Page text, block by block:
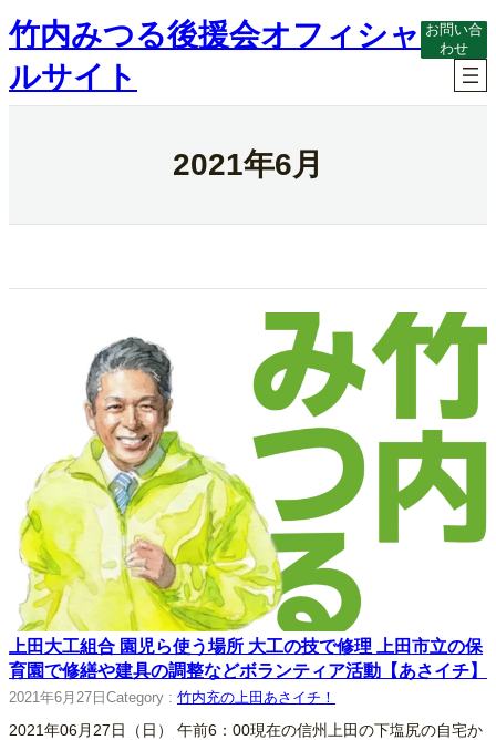
内
容
ス
キ
竹内みつる後援会オフィシャ
ルサイト
お問い合
わせ
2021年6月
上田大工組合 園児ら使う場所 大工の技で修理 上田市立の保
育園で修繕や建具の調整などボランティア活動【あさイチ】
2021年6月27日 Category : 竹内充の上田あさイチ！
2021年06月27日（日） 午前6：00現在の信州上田の下塩尻の自宅か